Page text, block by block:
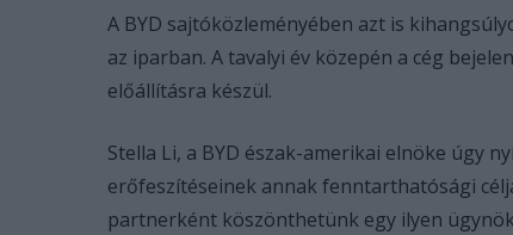
A BYD sajtóközleményében azt is
az iparban. A tavalyi év közepén a cég
előállításra készül.
Stella Li, a BYD észak-amerikai elnöke úgy
erőfeszítéseinek annak fenntarthatósági
partnerként köszönthetünk egy ilyen